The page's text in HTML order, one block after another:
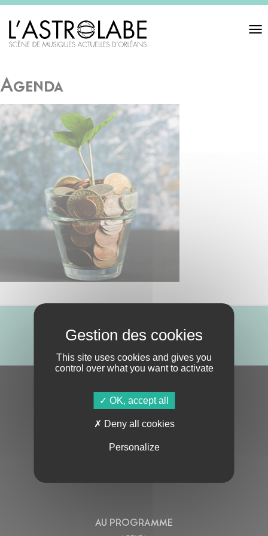
Toggle
Agenda
ABONNE-TOI !
S'ABONNER À LA NEWSLETTER
AU PROGRAMME
This site uses cookies and gives you
control over what you want to activate
OK, accept all
Deny all cookies
Personalize